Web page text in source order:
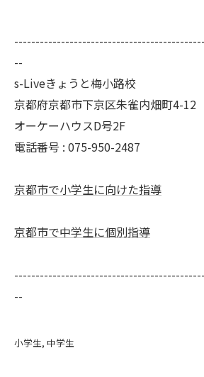
--
s-Liveきょうと梅小路校
京都府京都市下京区朱雀内畑町4-12
オーケーハウスD号2F
電話番号 : 075-950-2487
京都市で小学生に向けた指導
京都市で中学生に個別指導
--
小学生 中学生